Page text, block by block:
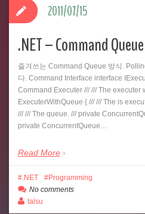
.NET – Command
즐겨쓰는 Command Queue 방식.
다. Command Interface interface
Command Executer /// /// The executer
ExecuterWithQueue { /// /// The is
/// /// The queue. /// private
private ConcurrentQueue…
Read More
2011/07/15
.NET
Programming
No comments
talsu